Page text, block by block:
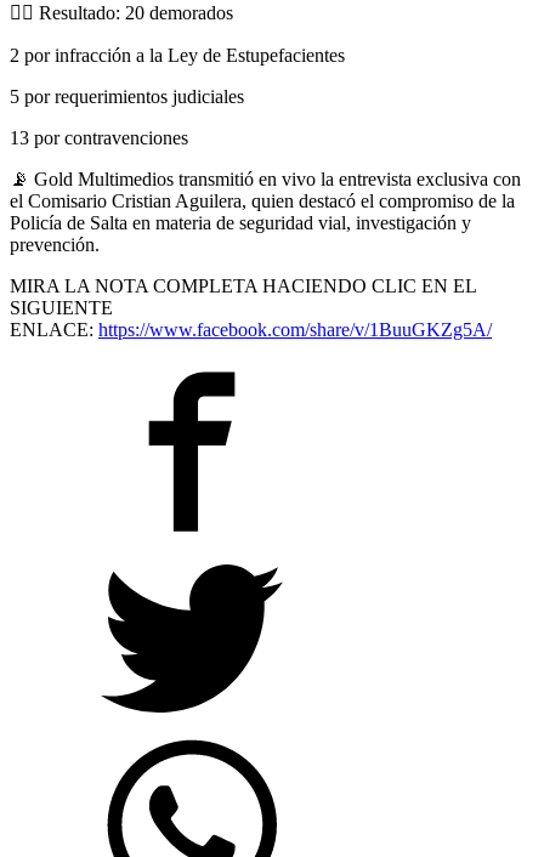
👮‍♂ Resultado: 20 demorados
2 por infracción a la Ley de Estupefacientes
5 por requerimientos judiciales
13 por contravenciones
📡 Gold Multimedios transmitió en vivo la entrevista exclusiva con
el Comisario Cristian Aguilera, quien destacó el compromiso de la
Policía de Salta en materia de seguridad vial, investigación y
prevención.
MIRA LA NOTA COMPLETA HACIENDO CLIC EN EL
SIGUIENTE
ENLACE: https://www.facebook.com/share/v/1BuuGKZg5A/